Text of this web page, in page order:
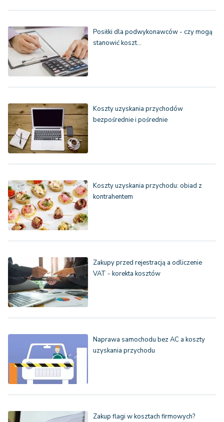
Posiłki dla podwykonawców - czy mogą
stanowić koszt…
Koszty uzyskania przychodów
bezpośrednie i pośrednie
Koszty uzyskania przychodu: obiad z
kontrahentem
Zakupy przed rejestracją a odliczenie
VAT - korekta kosztów
Naprawa samochodu bez AC a koszty
uzyskania przychodu
Zakup flagi w kosztach firmowych?